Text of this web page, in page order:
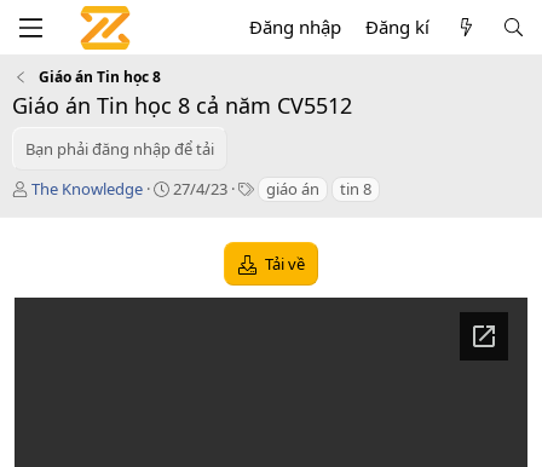
Đăng nhập Đăng kí
Giáo án Tin học 8
Giáo án Tin học 8 cả năm CV5512
Bạn phải đăng nhập để tải
T
ả
The Knowledge
C
i
27/4/23
T giáo án tin 8
Tải về